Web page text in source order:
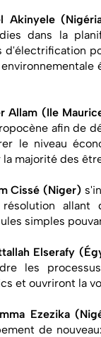
Akinyele
dans la
d'électrification
Allam (Ile
afin de
le niveau
majorité des
Cissé (Niger)
allant
simples
Elserafy
les
et ouvriront la
Ezezika
de